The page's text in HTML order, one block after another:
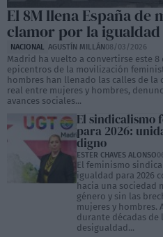
El 8M llena España de
clamor por la igualdad
NACIONAL AGUSTÍN MILLÁN08/03/2026
Madrid ha vuelto a convertirse este
epicentros de la movilización
hombres han llenado las calles de
real entre mujeres y hombres,
avances sociales...
El sindicalismo
para 2026:
digno
ESTER CHAVES ALONSO
El feminismo
igualdad para 2026
hacia una sociedad
género y sin las
mujeres y hombres.
durante décadas de
desigualdad...